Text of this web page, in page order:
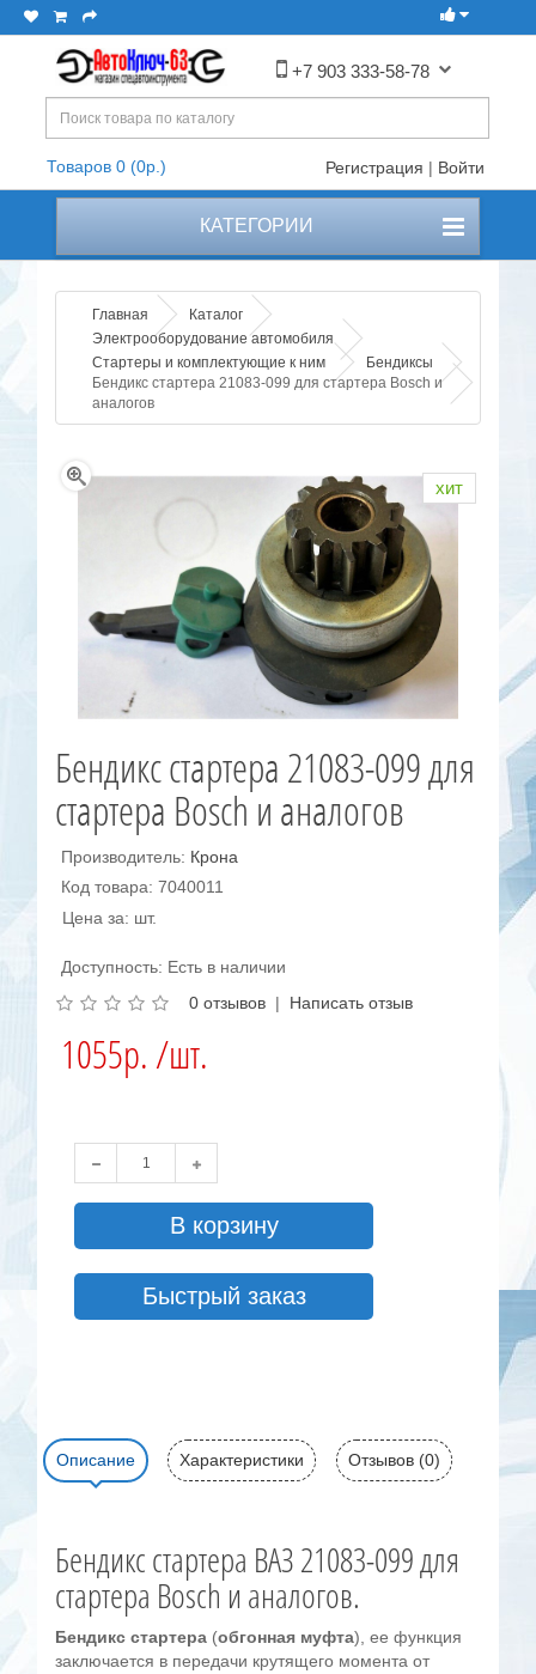
+7 903 333-58-78
Товаров 0 (0р.) Регистрация | Войти
КАТЕГОРИИ
Главная
Каталог
Электрооборудование автомобиля
Стартеры и комплектующие к ним
Бендиксы
Бендикс стартера 21083-099 для стартера Bosch и
аналогов
хит
Бендикс стартера 21083-099 для
стартера Bosch и аналогов
Производитель: Крона
Код товара: 7040011
Цена за: шт.
Доступность: Есть в наличии
0 отзывов | Написать отзыв
1055р. /шт.
В корзину
Быстрый заказ
Описание Характеристики Отзывов (0)
Бендикс стартера ВАЗ 21083-099 для
стартера Bosch и аналогов.
Бендикс стартера (обгонная муфта), ее функция
заключается в передачи крутящего момента от